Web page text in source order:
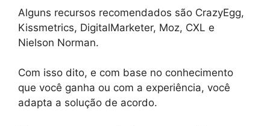
Alguns recursos recomendados são CrazyEgg,
Kissmetrics, DigitalMarketer, Moz, CXL e
Nielson Norman.
Com isso dito, e com base no conhecimento
que você ganha ou com a experiência, você
adapta a solução de acordo.